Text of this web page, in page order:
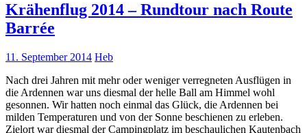
Krähenflug 2014 – Rundtour nach Route
Barrée
11. September 2014 Heb
Nach drei Jahren mit mehr oder weniger verregneten Ausflügen in
die Ardennen war uns diesmal der helle Ball am Himmel wohl
gesonnen. Wir hatten noch einmal das Glück, die Ardennen bei
milden Temperaturen und von der Sonne beschienen zu erleben.
Zielort war diesmal der Campingplatz im beschaulichen Kautenbach